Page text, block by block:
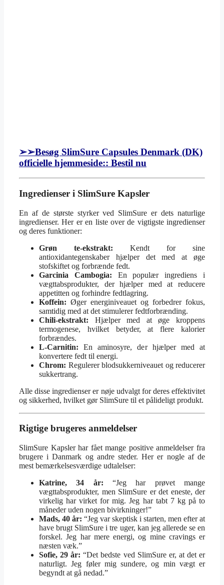
➢➢Besøg SlimSure Capsules Denmark (DK)
officielle hjemmeside:: Bestil nu
Ingredienser i SlimSure Kapsler
En af de største styrker ved SlimSure er dets naturlige
ingredienser. Her er en liste over de vigtigste ingredienser
og deres funktioner:
Grøn te-ekstrakt: Kendt for sine
antioxidantegenskaber hjælper det med at øge
stofskiftet og forbrænde fedt.
Garcinia Cambogia: En populær ingrediens i
vægttabsprodukter, der hjælper med at reducere
appetitten og forhindre fedtlagring.
Koffein: Øger energiniveauet og forbedrer fokus,
samtidig med at det stimulerer fedtforbrænding.
Chili-ekstrakt: Hjælper med at øge kroppens
termogenese, hvilket betyder, at flere kalorier
forbrændes.
L-Carnitin: En aminosyre, der hjælper med at
konvertere fedt til energi.
Chrom: Regulerer blodsukkerniveauet og reducerer
sukkertrang.
Alle disse ingredienser er nøje udvalgt for deres effektivitet
og sikkerhed, hvilket gør SlimSure til et pålideligt produkt.
Rigtige brugeres anmeldelser
SlimSure Kapsler har fået mange positive anmeldelser fra
brugere i Danmark og andre steder. Her er nogle af de
mest bemærkelsesværdige udtalelser:
Katrine, 34 år: “Jeg har prøvet mange
vægttabsprodukter, men SlimSure er det eneste, der
virkelig har virket for mig. Jeg har tabt 7 kg på to
måneder uden nogen bivirkninger!”
Mads, 40 år: “Jeg var skeptisk i starten, men efter at
have brugt SlimSure i tre uger, kan jeg allerede se en
forskel. Jeg har mere energi, og mine cravings er
næsten væk.”
Sofie, 29 år: “Det bedste ved SlimSure er, at det er
naturligt. Jeg føler mig sundere, og min vægt er
begyndt at gå nedad.”